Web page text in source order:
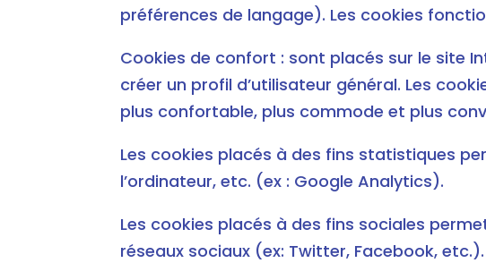
préférences de langage). Les cookies
Cookies de confort : sont placés sur le site
créer un profil d’utilisateur général. Les
plus confortable, plus commode et plus
Les cookies placés à des fins statistiques
l’ordinateur, etc. (ex : Google Analytics).
Les cookies placés à des fins sociales
réseaux sociaux (ex: Twitter, Facebook, etc.).